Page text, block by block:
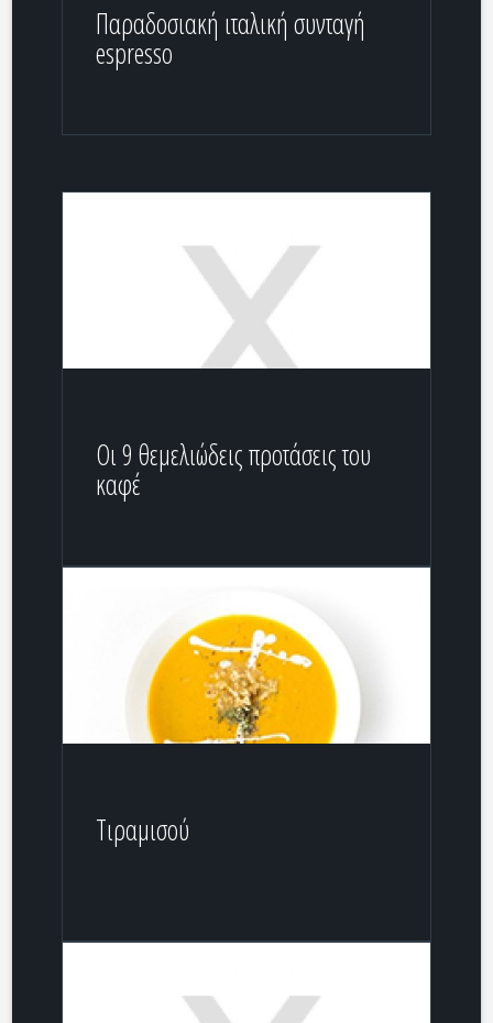
Παραδοσιακή ιταλική συνταγή
espresso
Οι 9 θεμελιώδεις προτάσεις του
καφέ
Τιραμισού